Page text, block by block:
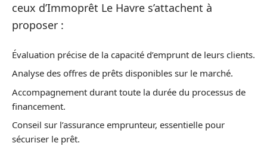
ceux d’Immoprêt Le Havre s’attachent à
proposer :
Évaluation précise de la capacité d’emprunt de leurs clients.
Analyse des offres de prêts disponibles sur le marché.
Accompagnement durant toute la durée du processus de
financement.
Conseil sur l’assurance emprunteur, essentielle pour
sécuriser le prêt.